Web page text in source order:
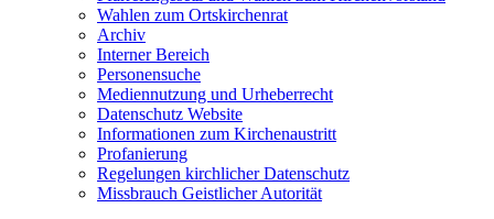
Wahlen zum Ortskirchenrat
Archiv
Interner Bereich
Personensuche
Mediennutzung und Urheberrecht
Datenschutz Website
Informationen zum Kirchenaustritt
Profanierung
Regelungen kirchlicher Datenschutz
Missbrauch Geistlicher Autorität